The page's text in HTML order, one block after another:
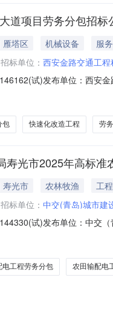
道项目劳务分包招标
雁塔区 机械设备
服务
招标单位： 西安金路交通工
试)发布单位：西安
包 快速化改造工程 劳
寿光市2025年高标
寿光市 农林牧渔
工程
招标单位： 中交(青岛)城市建
试)发布单位：中交
坊市寿光市农业农村局寿
电工程劳务分包 农田输配电